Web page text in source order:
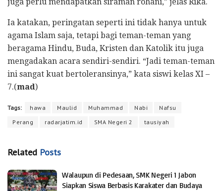
Ia katakan, peringatan seperti ini tidak hanya untuk
agama Islam saja, tetapi bagi teman-teman yang
beragama Hindu, Buda, Kristen dan Katolik itu juga
mengadakan acara sendiri-sendiri. “Jadi teman-teman
ini sangat kuat bertoleransinya,” kata siswi kelas XI –
7.(mad)
Tags: hawa Maulid Muhammad Nabi
Nafsu
Perang
radarjatim.id SMA Negeri 2 tausiyah
Related Posts
Walaupun di Pedesaan, SMK Negeri 1 Jabon
Siapkan Siswa Berbasis Karakater dan Budaya